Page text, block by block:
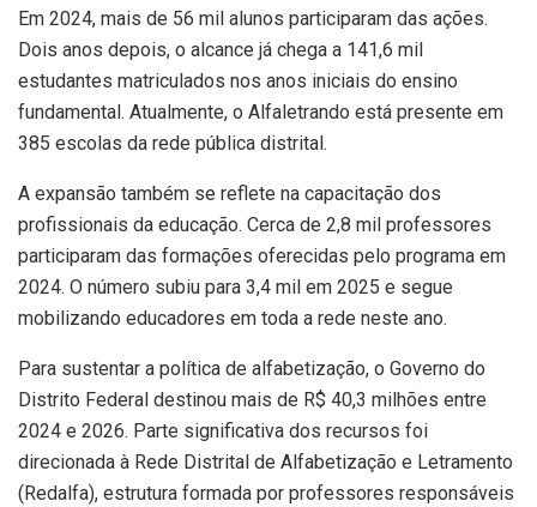
Em 2024, mais de 56 mil alunos participaram das ações.
Dois anos depois, o alcance já chega a 141,6 mil
estudantes matriculados nos anos iniciais do ensino
fundamental. Atualmente, o Alfaletrando está presente em
385 escolas da rede pública distrital.
A expansão também se reflete na capacitação dos
profissionais da educação. Cerca de 2,8 mil professores
participaram das formações oferecidas pelo programa em
2024. O número subiu para 3,4 mil em 2025 e segue
mobilizando educadores em toda a rede neste ano.
Para sustentar a política de alfabetização, o Governo do
Distrito Federal destinou mais de R$ 40,3 milhões entre
2024 e 2026. Parte significativa dos recursos foi
direcionada à Rede Distrital de Alfabetização e Letramento
(Redalfa), estrutura formada por professores responsáveis